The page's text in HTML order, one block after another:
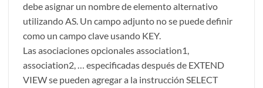
debe asignar un nombre de elemento alternativo
utilizando AS. Un campo adjunto no se puede definir
como un campo clave usando KEY.
Las asociaciones opcionales association1,
association2, … especificadas después de EXTEND
VIEW se pueden agregar a la instrucción SELECT